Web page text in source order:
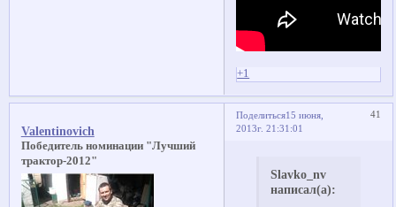
+1
Поделиться 41
15 июня,
2013г. 21:31:01
Valentinovich
Победитель номинации "Лучший
трактор-2012"
Slavko_nv
написал(а):